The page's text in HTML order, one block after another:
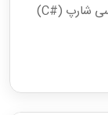
سی شارپ چیست؟ امروزه زبان برنامه نویسی سی شارپ (#C)